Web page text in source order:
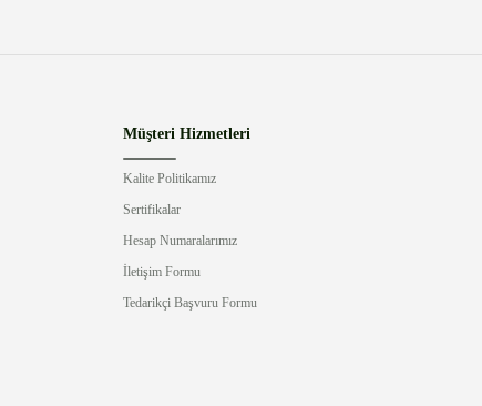
Müşteri Hizmetleri
Kalite Politikamız
Sertifikalar
Hesap Numaralarımız
İletişim Formu
Tedarikçi Başvuru Formu